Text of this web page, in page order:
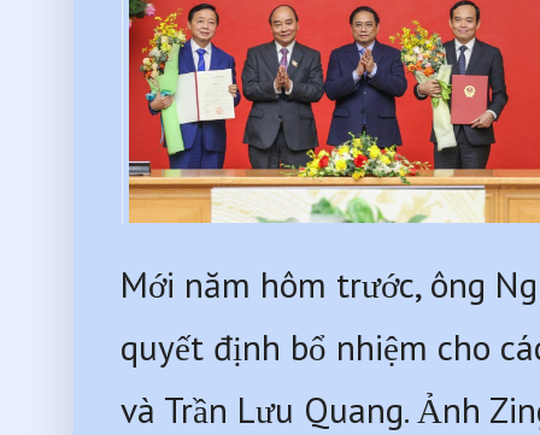
Mới năm hôm trước, ông
quyết định bổ nhiệm cho
và Trần Lưu Quang. Ảnh